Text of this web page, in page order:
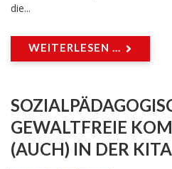
die...
WEITERLESEN ...
GEWALTFREIE
(AUCH) IN DER KITA